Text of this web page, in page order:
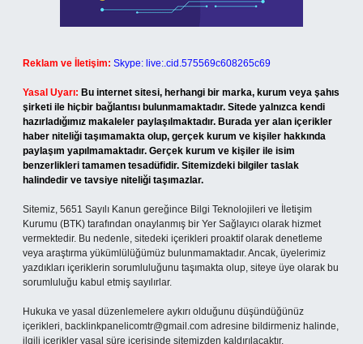
Reklam ve İletişim: Skype: live:.cid.575569c608265c69
Yasal Uyarı: Bu internet sitesi, herhangi bir marka, kurum veya şahıs
şirketi ile hiçbir bağlantısı bulunmamaktadır. Sitede yalnızca kendi
hazırladığımız makaleler paylaşılmaktadır. Burada yer alan içerikler
haber niteliği taşımamakta olup, gerçek kurum ve kişiler hakkında
paylaşım yapılmamaktadır. Gerçek kurum ve kişiler ile isim
benzerlikleri tamamen tesadüfidir. Sitemizdeki bilgiler taslak
halindedir ve tavsiye niteliği taşımazlar.
Sitemiz, 5651 Sayılı Kanun gereğince Bilgi Teknolojileri ve İletişim
Kurumu (BTK) tarafından onaylanmış bir Yer Sağlayıcı olarak hizmet
vermektedir. Bu nedenle, sitedeki içerikleri proaktif olarak denetleme
veya araştırma yükümlülüğümüz bulunmamaktadır. Ancak, üyelerimiz
yazdıkları içeriklerin sorumluluğunu taşımakta olup, siteye üye olarak bu
sorumluluğu kabul etmiş sayılırlar.
Hukuka ve yasal düzenlemelere aykırı olduğunu düşündüğünüz
içerikleri, backlinkpanelicomtr@gmail.com adresine bildirmeniz halinde,
ilgili içerikler yasal süre içerisinde sitemizden kaldırılacaktır.